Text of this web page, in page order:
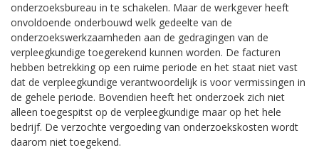
onderzoeksbureau in te schakelen. Maar de werkgever heeft
onvoldoende onderbouwd welk gedeelte van de
onderzoekswerkzaamheden aan de gedragingen van de
verpleegkundige toegerekend kunnen worden. De facturen
hebben betrekking op een ruime periode en het staat niet vast
dat de verpleegkundige verantwoordelijk is voor vermissingen in
de gehele periode. Bovendien heeft het onderzoek zich niet
alleen toegespitst op de verpleegkundige maar op het hele
bedrijf. De verzochte vergoeding van onderzoekskosten wordt
daarom niet toegekend.